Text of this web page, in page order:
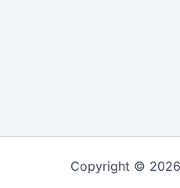
Copyright © 2026